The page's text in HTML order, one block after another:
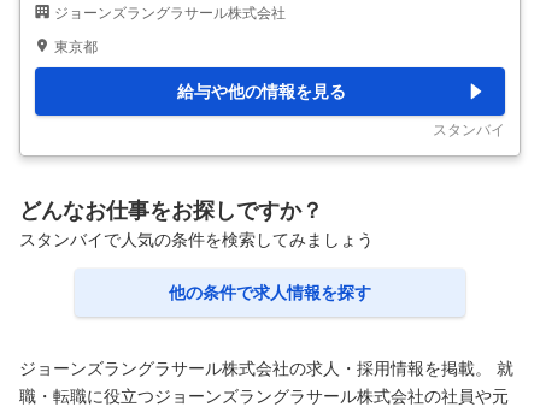
ーバルネットワークを活かし、日本市場において商業用不動産の幅広
いソリューションを提供するリーディングカンパニーです。革新的か
社はNY株式市場に上場し、世界80カ国、300拠点でビジネスを展開
する大手外資総合不動産サービス会社です。 日本には現在約1200名
の社員がおりますが、Property & Asset Management事業部におけ
る事…
ジョーンズラングラサール株式会社
東京都
給与や他の情報を見る
スタンバイ
どんなお仕事をお探しですか？
スタンバイで人気の条件を検索してみましょう
他の条件で求人情報を探す
ジョーンズラングラサール株式会社の求人・採用情報を掲載。 就
職・転職に役立つジョーンズラングラサール株式会社の社員や元